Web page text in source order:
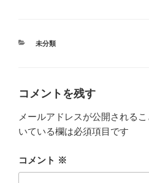
カ
未分類
コメントを残す
メールアドレスが公開されるこ
いている欄は必須項目です
コメント ※